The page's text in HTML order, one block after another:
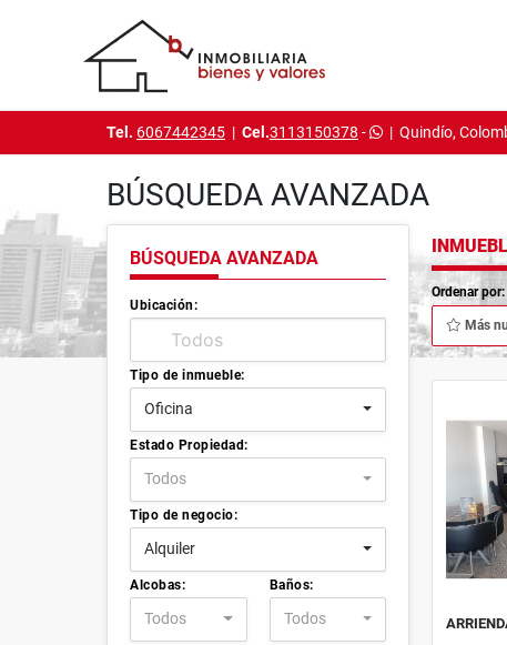
Tel. 6067442345 | Cel.3113150378 - | Quindío,
BÚSQUEDA AVANZADA
BÚSQUEDA AVANZADA
Ubicación:
Tipo de inmueble:
Oficina
Estado Propiedad:
Todos
Tipo de negocio:
Alquiler
Alcobas:
Todos
Baños:
Todos
Ordenar por:
Más